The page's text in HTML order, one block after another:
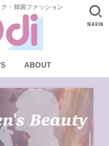
・韓国ファッション
ABOUT
SEARCH